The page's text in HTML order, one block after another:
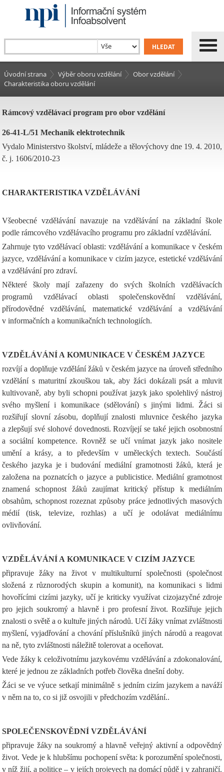
Úvodní strana Výběr oboru vzdělání
Obor vzdělání
Charakteristika oboru vzdělání
Rámcový vzdělávací program pro obor vzdělání
26-41-L/51 Mechanik elektrotechnik
Vydalo Ministerstvo školství, mládeže a tělovýchovy dne 19. 4. 2010,
č. j. 1606/2010-23
CHARAKTERISTIKA VZDĚLÁVÁNÍ
Všeobecné vzdělávání navazuje na vzdělávání na základní škole
podle rámcového vzdělávacího programu pro základní vzdělávání.
Zahrnuje tyto vzdělávací oblasti: vzdělávání a komunikace v českém
jazyce, vzdělávání a komunikace v cizím jazyce, estetické vzdělávání
a vzdělávání pro zdraví.
Některé školy mají zařazeny do svých školních vzdělávacích
programů vzdělávací oblasti společenskovědní vzdělávání,
přírodovědné vzdělávání, matematické vzdělávání a vzdělávání
v informačních a komunikačních technologiích.
VZDĚLÁVÁNÍ A KOMUNIKACE V ČESKÉM JAZYCE
rozvíjí a doplňuje vzdělání žáků v českém jazyce na úroveň středního
vzdělání s maturitní zkouškou tak, aby žáci dokázali psát a mluvit
kultivovaně, aby byli schopni používat jazyk jako spolehlivý nástroj
svého myšlení i komunikace (sdělování) s jinými lidmi. Žáci si
rozšiřují slovní zásobu, doplňují znalosti mluvnice českého jazyka
a zlepšují své slohové dovednosti. Rozvíjejí se také jejich osobnostní
a sociální kompetence. Rovněž se učí vnímat jazyk jako nositele
umění a krásy, a to především v uměleckých textech. Součástí
českého jazyka je i budování mediální gramotnosti žáků, která je
založena na poznatcích o jazyce a publicistice. Mediální gramotnost
znamená schopnost žáků zaujímat kritický přístup k mediálním
obsahům, schopnost rozeznat způsoby práce jednotlivých masových
médií (tisk, televize, rozhlas) a učí je odolávat mediálnímu
ovlivňování.
VZDĚLÁVÁNÍ A KOMUNIKACE V CIZÍM JAZYCE
připravuje žáky na život v multikulturní společnosti (společnost
složená z různorodých skupin a komunit), na komunikaci s lidmi
hovořícími cizími jazyky, učí je kriticky využívat cizojazyčné zdroje
pro jejich soukromý a hlavně i pro profesní život. Rozšiřuje jejich
znalosti o světě a o kultuře jiných národů. Učí žáky vnímat zvláštnosti
myšlení, vyjadřování a chování příslušníků jiných národů a reagovat
na ně, tyto zvláštnosti náležitě tolerovat a oceňovat.
Vede žáky k celoživotnímu jazykovému vzdělávání a zdokonalování,
které je jednou ze základních potřeb člověka dnešní doby.
Žáci se ve výuce setkají minimálně s jedním cizím jazykem a naváží
v něm na to, co si již osvojili v předchozím vzdělání..
SPOLEČENSKOVĚDNÍ VZDĚLÁVÁNÍ
připravuje žáky na soukromý a hlavně veřejný aktivní a odpovědný
život. Vede je k hlubšímu pochopení světa: k porozumění společnosti,
v níž žijí, a politice – v jejích projevech na domácí půdě i v zahraničí.